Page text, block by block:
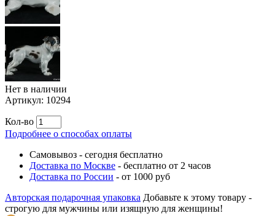
Нет в наличии
Артикул: 10294
Кол-во
Подробнее о способах оплаты
Самовывоз - сегодня бесплатно
Доставка по Москве - бесплатно от 2 часов
Доставка по России - от 1000 руб
Авторская подарочная упаковка Добавьте к этому товару -
строгую для мужчины или изящную для женщины!